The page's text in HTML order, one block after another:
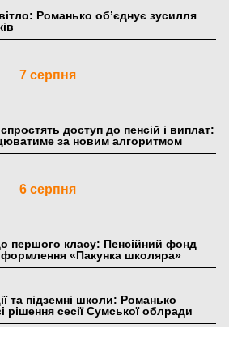
Романько об’єднує зусилля
7 серпня
доступ до пенсій і виплат:
за новим алгоритмом
6 серпня
першого класу: Пенсійний фонд
«Пакунка школяра»
та підземні школи: Романько
рішення сесії Сумської облради